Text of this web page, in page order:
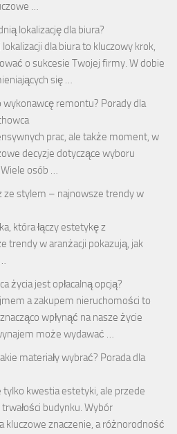
…
lokalizację dla biura?
dla biura to kluczowy krok,
o sukcesie Twojej firmy. W dobie
się …
wykonawcę remontu? Porady dla
prac, ale także moment, w
decyzje dotyczące wyboru
osób …
ze stylem – najnowsze trendy w
która łączy estetykę z
trendy w aranżacji pokazują, jak
życia jest opłacalną opcją?
a zakupem nieruchomości to
wpłynąć na nasze życie
może wydawać …
materiały wybrać? Porada dla
tylko kwestia estetyki, ale przede
budynku. Wybór
kluczowe znaczenie, a różnorodność